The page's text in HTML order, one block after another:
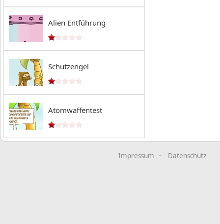
Alien Entführung
Schutzengel
Atomwaffentest
Impressum Datenschutz